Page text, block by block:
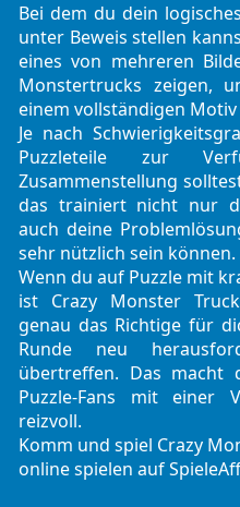
Bei dem du dein
unter Beweis stellen
eines von mehreren
Monstertrucks zeigen,
einem vollständigen
Je nach
Puzzleteile zur
Zusammenstellung
das trainiert nicht nur
auch deine
sehr nützlich sein können.
Wenn du auf Puzzle mit
ist Crazy Monster
genau das Richtige für
Runde neu
übertreffen. Das macht
Puzzle-Fans mit einer
reizvoll.
Komm und spiel Crazy
online spielen auf